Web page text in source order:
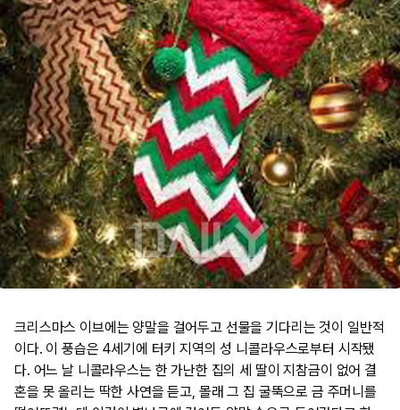
크리스마스 이브에는 양말을 걸어두고 선물을 기다리는 것이 일반적
이다. 이 풍습은 4세기에 터키 지역의 성 니콜라우스로부터 시작됐
다. 어느 날 니콜라우스는 한 가난한 집의 세 딸이 지참금이 없어 결
혼을 못 올리는 딱한 사연을 듣고, 몰래 그 집 굴뚝으로 금 주머니를